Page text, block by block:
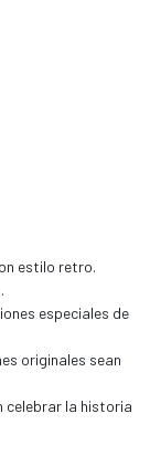
estilo retro.
especiales de
originales sean
celebrar la historia